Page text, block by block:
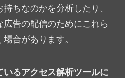
ちなのかを分析したり、
広告の配信のためにこれら
合があります。
いるアクセス解析ツールに